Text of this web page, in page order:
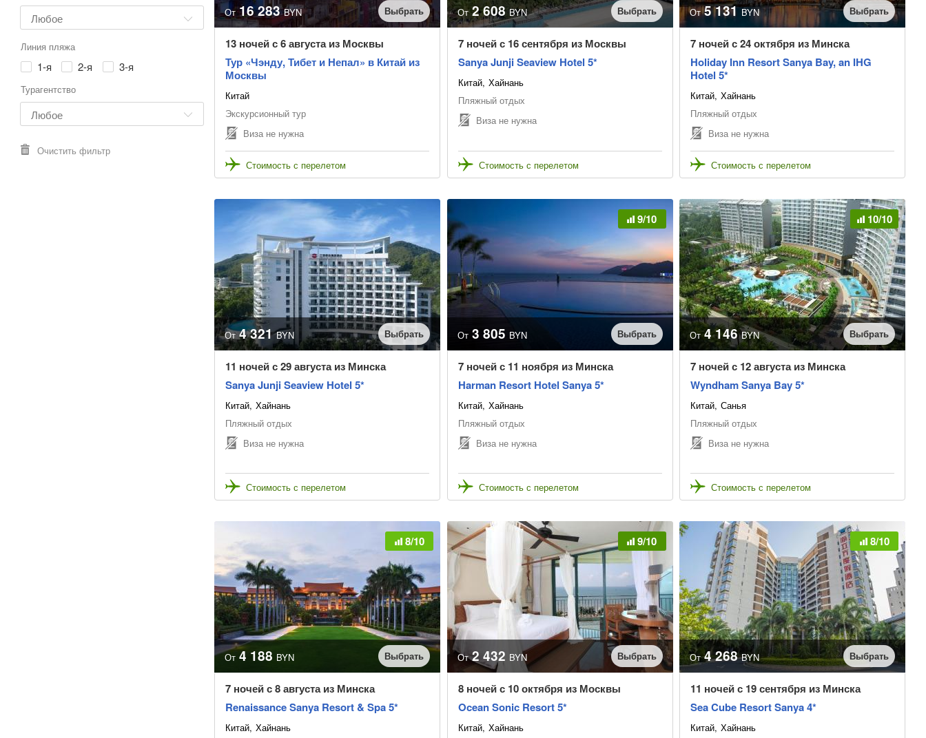
Линия пляжа
1-я 2-я 3-я
Турагентство
Очистить фильтр
От 16 283 BYN Выбрать
13 ночей с 6 августа из Москвы
Тур «Чэнду, Тибет и Непал» в Китай из
Москвы
Китай
Экскурсионный тур
Виза не нужна
Стоимость с перелетом
От 2 608 BYN Выбрать
7 ночей с 16 сентября из Москвы
Sanya Junji Seaview Hotel 5*
Китай Хайнань
Пляжный отдых
Виза не нужна
Стоимость с перелетом
От 5 131 BYN Выбрать
7 ночей с 24 октября из Минска
Holiday Inn Resort Sanya Bay, an IHG
Hotel 5*
Китай Хайнань
Пляжный отдых
Виза не нужна
Стоимость с перелетом
От 4 321 BYN Выбрать
11 ночей с 29 августа из Минска
Sanya Junji Seaview Hotel 5*
Китай Хайнань
Пляжный отдых
Виза не нужна
Стоимость с перелетом
9/10
От 3 805 BYN Выбрать
7 ночей с 11 ноября из Минска
Harman Resort Hotel Sanya 5*
Китай Хайнань
Пляжный отдых
Виза не нужна
Стоимость с перелетом
10/10
От 4 146 BYN Выбрать
7 ночей с 12 августа из Минска
Wyndham Sanya Bay 5*
Китай Санья
Пляжный отдых
Виза не нужна
Стоимость с перелетом
8/10
От 4 188 BYN Выбрать
7 ночей с 8 августа из Минска
Renaissance Sanya Resort & Spa 5*
Китай Хайнань
9/10
От 2 432 BYN Выбрать
8 ночей с 10 октября из Москвы
Ocean Sonic Resort 5*
Китай Хайнань
8/10
От 4 268 BYN Выбрать
11 ночей с 19 сентября из Минска
Sea Cube Resort Sanya 4*
Китай Хайнань